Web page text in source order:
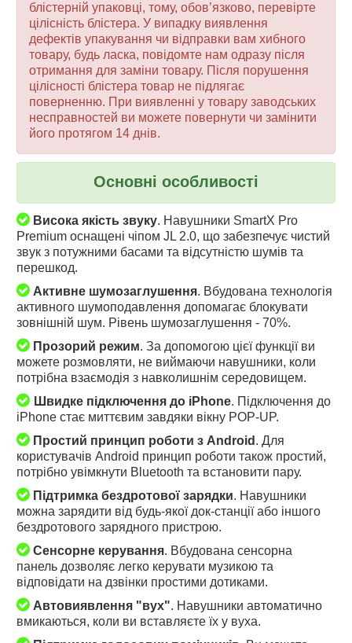
блістерній упаковці, тому, обов’язково, перевірте
цілісність блістера. У випадку виявлення
дефектів упакування чи відправки вам хибного
товару, будь ласка, повідомте нам одразу після
отримання для заміни товару. Після порушення
цілісності блістера товар не підлягає
поверненню. При виявленні у товару заводських
несправностей ви можете повернути чи замінити
його протягом 14 днів.
Основні особливості
Висока якість звуку. Навушники SmartX Pro
Premium оснащені чіпом JL 2.0, що забезпечує чистий
звук з потужними басами та відсутністю шумів та
перешкод.
Активне шумозаглушення. Вбудована технологія
активного шумоподавлення допомагає блокувати
зовнішній шум. Рівень шумозаглушення - 70%.
Прозорий режим. За допомогою цієї функції ви
можете розмовляти, не виймаючи навушники, коли
потрібна взаємодія з навколишнім середовищем.
Швидке підключення до iPhone. Підключення до
iPhone стає миттєвим завдяки вікну POP-UP.
Простий принцип роботи з Android . Для
користувачів Android принцип роботи також простий,
потрібно увімкнути Bluetooth та встановити пару.
Підтримка бездротової зарядки. Навушники
можна зарядити від будь-якої док-станції або іншого
бездротового зарядного пристрою.
Сенсорне керування. Вбудована сенсорна
панель дозволяє легко керувати музикою та
відповідати на дзвінки простими дотиками.
Автовиявлення "вух". Навушники автоматично
вмикаються, коли ви вставляєте їх у вуха.